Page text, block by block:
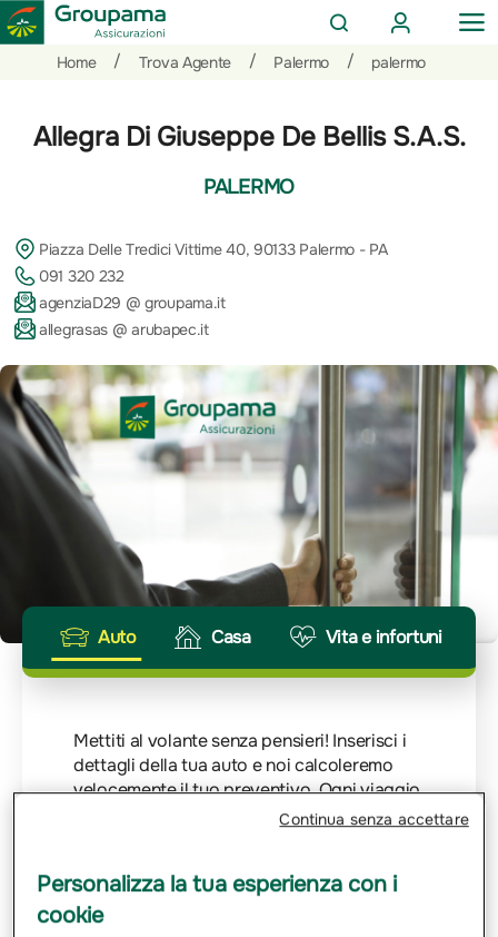
rapide
CERCA
AREA
CLIENTI
Home
/ Trova Agente / Palermo / palermo
Allegra Di Giuseppe De Bellis S.A.S.
PALERMO
Piazza Delle Tredici Vittime 40, 90133 Palermo - PA
091 320 232
agenziaD29 @ groupama.it
allegrasas @ arubapec.it
Auto Casa Vita e infortuni
Mettiti al volante senza pensieri! Inserisci i
dettagli della tua auto e noi calcoleremo
velocemente il tuo preventivo. Ogni viaggio
merita la giusta protezione.
Personalizza la tua esperienza con i
cookie
Continua senza accettare